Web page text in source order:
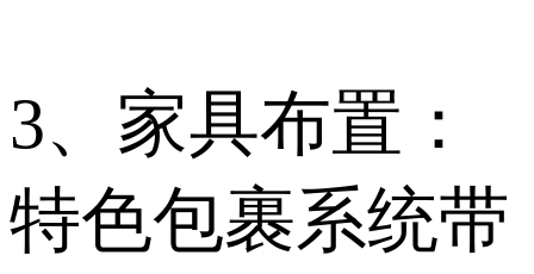
3、家具布置：
特色包裹系统带